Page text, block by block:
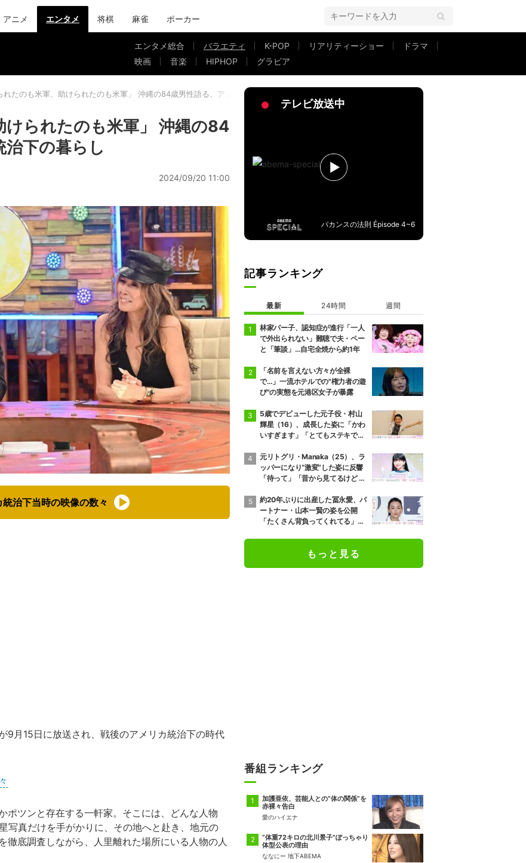
アニメ エンタメ 将棋 麻雀 ポーカー
エンタメ総合 バラエティ K-POP リアリティーショー
ドラマ
映画
音楽 HIPHOP グラビア
れたのも米軍、助けられたのも米軍」 沖縄の84歳男性語る、アメリカ統治下の暮らし
けられたのも米軍」 沖縄の84
下の暮らし
2024/09/20 11:00
統治下当時の映像の数々
9月15日に放送され、戦後のアメリカ統治下の時代
ツンと存在する一軒家。そこには、どんな人物
写真だけを手がかりに、その地へと赴き、地元の
徹底調査しながら、人里離れた場所にいる人物の人
テレビ放送中
バカンスの法則 Épisode 4~6
記事ランキング
最新 24時間 週間
林家パー子、認知症が進行「一人
で外出られない」難聴で夫・ペー
と「筆談」…自宅全焼から約1年
「名前を言えない方々が全裸
で…」一流ホテルでの"権力者の遊
び"の実態を元港区女子が暴露
5歳でデビューした元子役・村山
輝星（16）、成長した姿に「かわ
いすぎます」「とてもステキで
元リトグリ・Manaka（25）、ラ
ッパーになり“激変”した姿に反響
「待って」「昔から見てるけど 最
約20年ぶりに出産した冨永愛、パ
ートナー・山本一賢の姿を公開
「たくさん背負ってくれてる」感
もっと見る
番組ランキング
加護亜依、芸能人との“体の関係”を
赤裸々告白
愛のハイエナ
“体重72キロの北川景子”ぽっちゃり
体型公表の理由
ななにー 地下ABEMA